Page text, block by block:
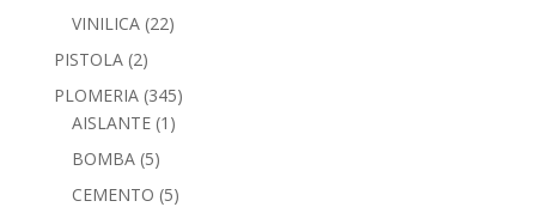
VINILICA (22)
PISTOLA (2)
PLOMERIA (345)
AISLANTE (1)
BOMBA (5)
CEMENTO (5)